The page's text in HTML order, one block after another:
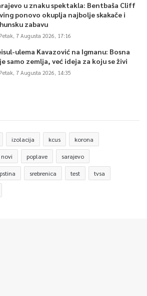
u znaku spektakla: Bentbaša Cliff
ponovo okuplja najbolje skakače i
zabavu
Petak, 7 Augusta 2026, 17:16
ulema Kavazović na Igmanu: Bosna
samo zemlja, već ideja za koju se živi
Petak, 7 Augusta 2026, 14:35
izolacija kcus korona
novi poplave sarajevo
srebrenica test tvsa